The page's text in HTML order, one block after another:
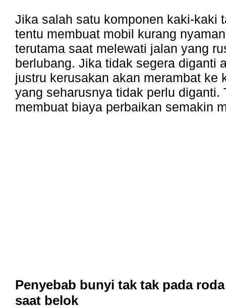
Jika salah satu komponen kaki-kaki
tentu membuat mobil kurang
terutama saat melewati jalan yang
berlubang. Jika tidak segera diganti
justru kerusakan akan merambat ke
yang seharusnya tidak perlu diganti.
membuat biaya perbaikan semakin
Penyebab bunyi tak tak pada
saat belok